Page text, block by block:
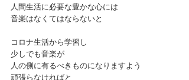
人間生活に必要な豊かな心には
音楽はなくてはならないと
コロナ生活から学習し
少しでも音楽が
人の側に有るべきものになりますよう
頑張らなければと